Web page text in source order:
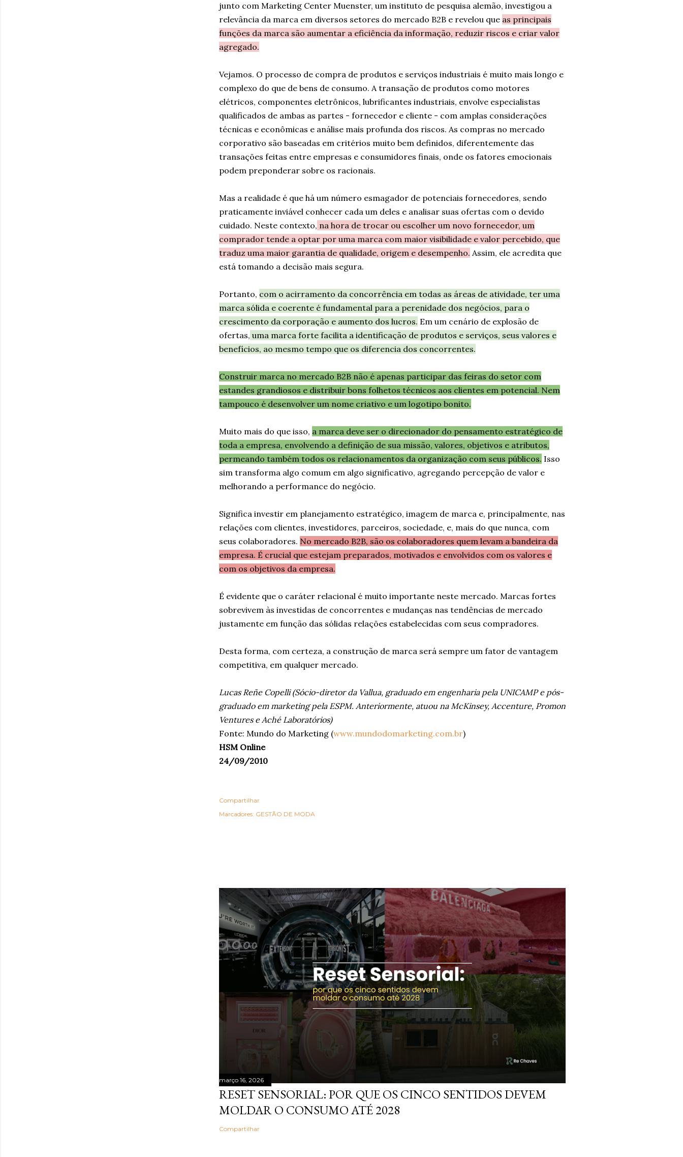
junto com Marketing Center Muenster, um instituto de pesquisa alemão, investigou a
relevância da marca em diversos setores do mercado B2B e revelou que as principais
funções da marca são aumentar a eficiência da informação, reduzir riscos e criar valor
agregado.
Vejamos. O processo de compra de produtos e serviços industriais é muito mais longo e
complexo do que de bens de consumo. A transação de produtos como motores
elétricos, componentes eletrônicos, lubrificantes industriais, envolve especialistas
qualificados de ambas as partes - fornecedor e cliente - com amplas considerações
técnicas e econômicas e análise mais profunda dos riscos. As compras no mercado
corporativo são baseadas em critérios muito bem definidos, diferentemente das
transações feitas entre empresas e consumidores finais, onde os fatores emocionais
podem preponderar sobre os racionais.
Mas a realidade é que há um número esmagador de potenciais fornecedores, sendo
praticamente inviável conhecer cada um deles e analisar suas ofertas com o devido
cuidado. Neste contexto, na hora de trocar ou escolher um novo fornecedor, um
comprador tende a optar por uma marca com maior visibilidade e valor percebido, que
traduz uma maior garantia de qualidade, origem e desempenho. Assim, ele acredita que
está tomando a decisão mais segura.
Portanto, com o acirramento da concorrência em todas as áreas de atividade, ter uma
marca sólida e coerente é fundamental para a perenidade dos negócios, para o
crescimento da corporação e aumento dos lucros. Em um cenário de explosão de
ofertas, uma marca forte facilita a identificação de produtos e serviços, seus valores e
benefícios, ao mesmo tempo que os diferencia dos concorrentes.
Construir marca no mercado B2B não é apenas participar das feiras do setor com
estandes grandiosos e distribuir bons folhetos técnicos aos clientes em potencial. Nem
tampouco é desenvolver um nome criativo e um logotipo bonito.
Muito mais do que isso, a marca deve ser o direcionador do pensamento estratégico de
toda a empresa, envolvendo a definição de sua missão, valores, objetivos e atributos,
permeando também todos os relacionamentos da organização com seus públicos. Isso
sim transforma algo comum em algo significativo, agregando percepção de valor e
melhorando a performance do negócio.
Significa investir em planejamento estratégico, imagem de marca e, principalmente, nas
relações com clientes, investidores, parceiros, sociedade, e, mais do que nunca, com
seus colaboradores. No mercado B2B, são os colaboradores quem levam a bandeira da
empresa. É crucial que estejam preparados, motivados e envolvidos com os valores e
com os objetivos da empresa.
É evidente que o caráter relacional é muito importante neste mercado. Marcas fortes
sobrevivem às investidas de concorrentes e mudanças nas tendências de mercado
justamente em função das sólidas relações estabelecidas com seus compradores.
Desta forma, com certeza, a construção de marca será sempre um fator de vantagem
competitiva, em qualquer mercado.
Lucas Reñe Copelli (Sócio-diretor da Vallua, graduado em engenharia pela UNICAMP e pós-
graduado em marketing pela ESPM. Anteriormente, atuou na McKinsey, Accenture, Promon
Ventures e Aché Laboratórios)
Fonte: Mundo do Marketing (www.mundodomarketing.com.br)
HSM Online
24/09/2010
Compartilhar
Marcadores: GESTÃO DE MODA
março 16, 2026
RESET SENSORIAL: POR QUE OS CINCO SENTIDOS DEVEM
MOLDAR O CONSUMO ATÉ 2028
Compartilhar